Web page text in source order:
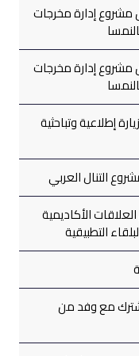
إدارة مخرجات
إدارة مخرجات
إطلاعية وتباحثية
التنال العربي
الأكاديمية
التطبيقية
مع وفد من